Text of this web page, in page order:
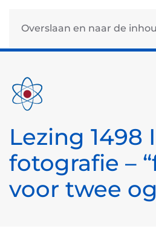
Overslaan en naar de
Lezing 1498
fotografie –
voor twee